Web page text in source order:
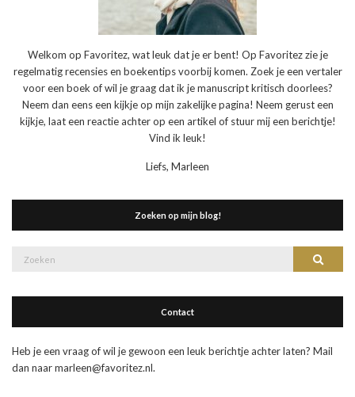
Welkom op Favoritez, wat leuk dat je er bent! Op Favoritez zie je
regelmatig recensies en boekentips voorbij komen. Zoek je een vertaler
voor een boek of wil je graag dat ik je manuscript kritisch doorlees?
Neem dan eens een kijkje op mijn zakelijke pagina! Neem gerust een
kijkje, laat een reactie achter op een artikel of stuur mij een berichtje!
Vind ik leuk!
Liefs, Marleen
Zoeken op mijn blog!
Contact
Heb je een vraag of wil je gewoon een leuk berichtje achter laten? Mail
dan naar marleen@favoritez.nl.